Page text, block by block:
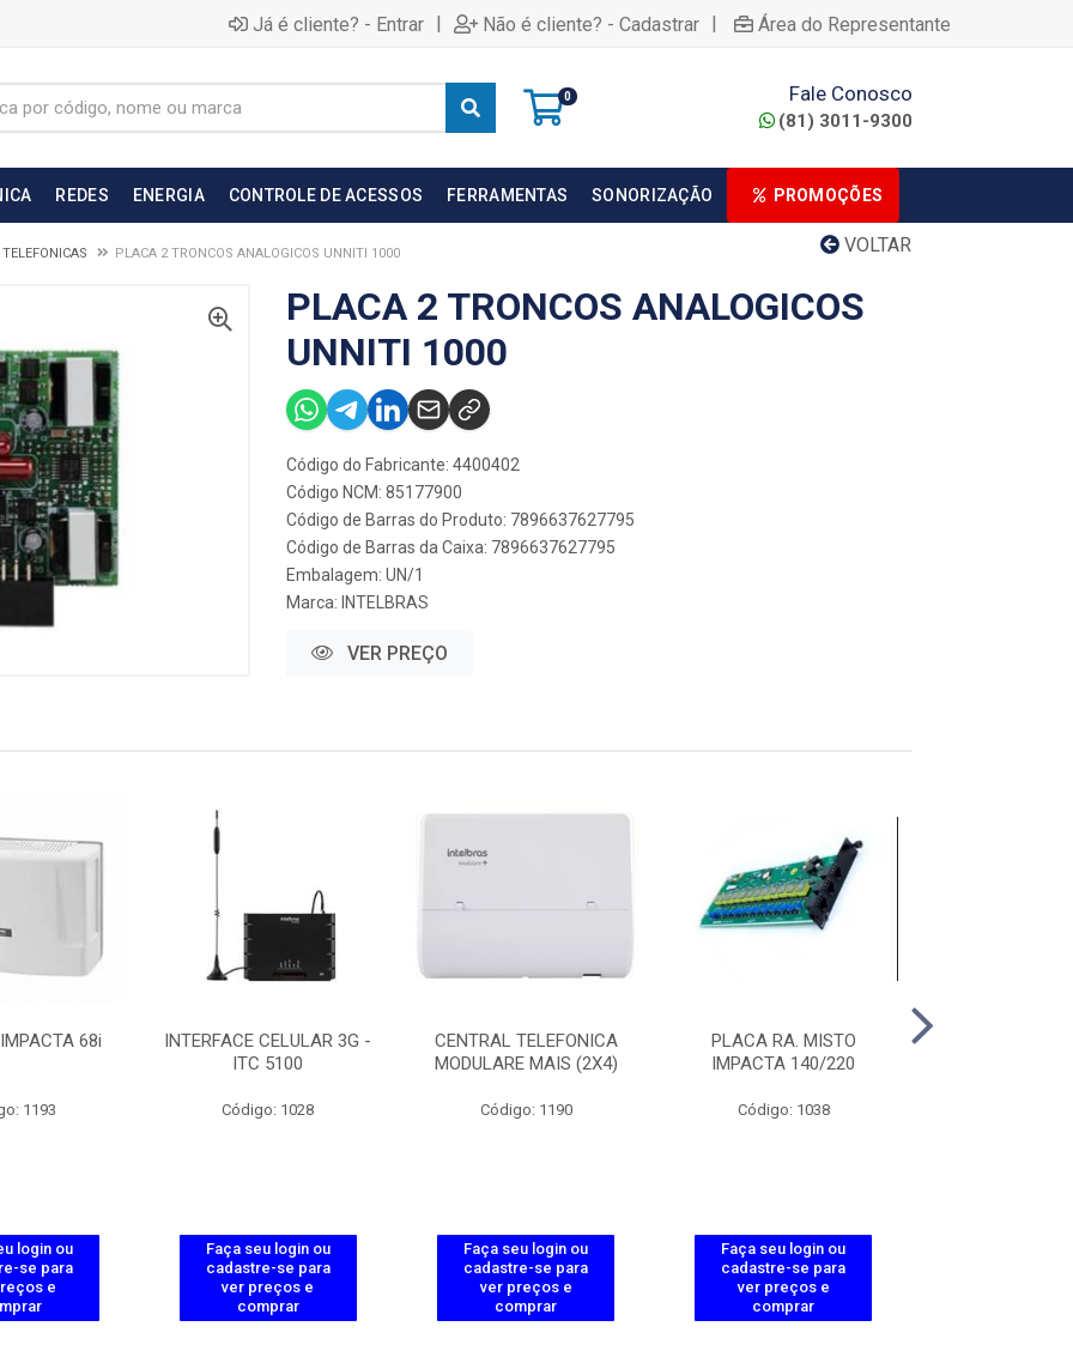
Já é cliente? - Entrar | Não é cliente? - Cadastrar | Área do Representante
0 Fale Conosco
(81) 3011-9300
REDES ENERGIA CONTROLE DE ACESSOS FERRAMENTAS SONORIZAÇÃO PROMOÇÕES
VOLTAR
PLACA 2 TRONCOS ANALOGICOS UNNITI 1000
PLACA 2 TRONCOS ANALOGICOS
UNNITI 1000
Código do Fabricante: 4400402
Código NCM: 85177900
Código de Barras do Produto: 7896637627795
Código de Barras da Caixa: 7896637627795
Embalagem: UN/1
Marca: INTELBRAS
VER PREÇO
68i
1193
login ou
se para
e
INTERFACE CELULAR 3G -
ITC 5100
Código: 1028
Faça seu login ou
cadastre-se para
ver preços e
comprar
CENTRAL TELEFONICA
MODULARE MAIS (2X4)
Código: 1190
Faça seu login ou
cadastre-se para
ver preços e
comprar
PLACA RA. MISTO
IMPACTA 140/220
Código: 1038
Faça seu login ou
cadastre-se para
ver preços e
comprar